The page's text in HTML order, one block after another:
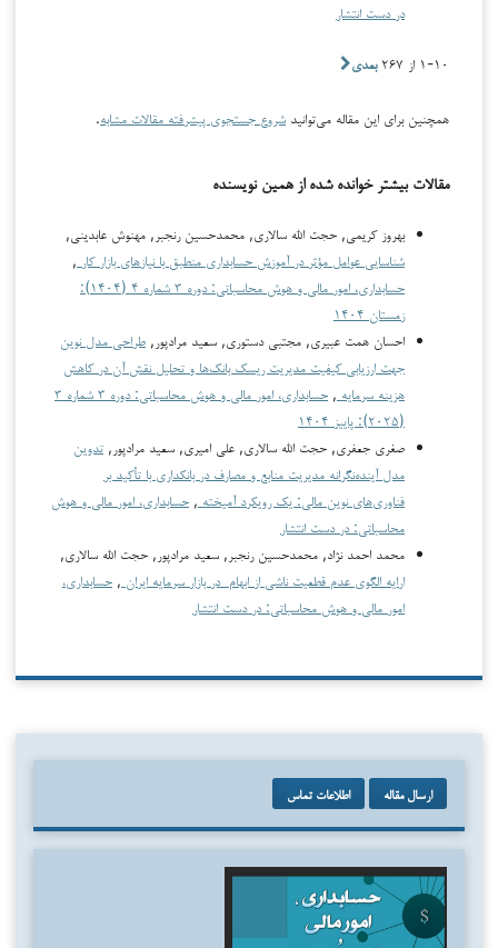
در دست انتشار
۱-۱۰ از ۲۶۷ بعدی
همچنین برای این مقاله می‌توانید شروع جستجوی پیشرفته مقالات مشابه.
مقالات بیشتر خوانده شده از همین نویسنده
بهروز کریمی, حجت الله سالاری, محمدحسین رنجبر, مهنوش عابدینی,
شناسایی عوامل مؤثر در آموزش حسابداری منطبق با نیازهای بازار کار ,
حسابداری، امور مالی و هوش محاسباتی: دوره ۳ شماره ۴ (۱۴۰۴):
زمستان ۱۴۰۴
احسان همت عبیری, مجتبی دستوری, سعید مرادپور, طراحی مدل نوین
جهت ارزیابی کیفیت مدیریت ریسک بانک‌ها و تحلیل نقش آن در کاهش
هزینه سرمایه ,
حسابداری، امور مالی و هوش محاسباتی: دوره ۳ شماره ۳
(۲۰۲۵): پاییز ۱۴۰۴
صغری جعفری, حجت الله سالاری, علی امیری, سعید مرادپور, تدوین
مدل آینده‌نگرانه مدیریت منابع و مصارف در بانکداری با تأکید بر
فناوری‌های نوین مالی: یک رویکرد آمیخته , حسابداری، امور مالی و هوش
محاسباتی: در دست انتشار
محمد احمد نژاد, محمدحسین رنجبر, سعید مرادپور, حجت الله سالاری,
ارایه الگوی عدم قطعیت ناشی از ابهام در بازار سرمایه ایران , حسابداری،
امور مالی و هوش محاسباتی: در دست انتشار
ارسال مقاله اطلاعات تماس